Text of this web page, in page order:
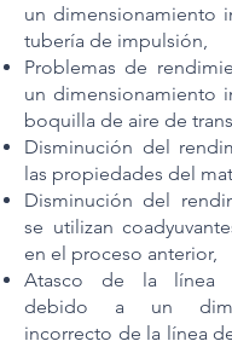
un dimensionamiento
tubería de impulsión,
Problemas de
un dimensionamiento
boquilla de aire de
Disminución del
las propiedades del
Disminución del
se utilizan
en el proceso anterior,
Atasco de la línea
debido a un
incorrecto de la línea